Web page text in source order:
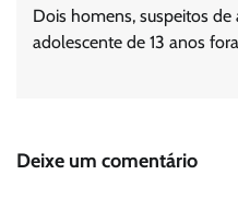
Dois homens, suspeitos
adolescente de 13 anos
Deixe um comentário